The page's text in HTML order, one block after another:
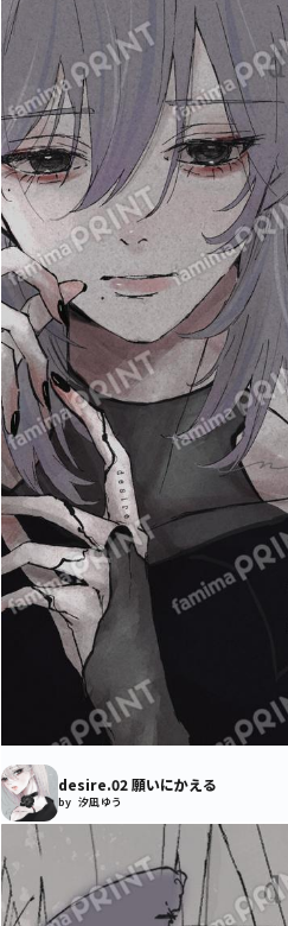
desire.02 願いにかえる
by 汐凪 ゆう